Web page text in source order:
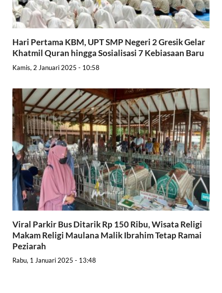
Hari Pertama KBM, UPT SMP Negeri 2 Gresik Gelar
Khatmil Quran hingga Sosialisasi 7 Kebiasaan Baru
Kamis, 2 Januari 2025 - 10:58
Viral Parkir Bus Ditarik Rp 150 Ribu, Wisata Religi
Makam Religi Maulana Malik Ibrahim Tetap Ramai
Peziarah
Rabu, 1 Januari 2025 - 13:48